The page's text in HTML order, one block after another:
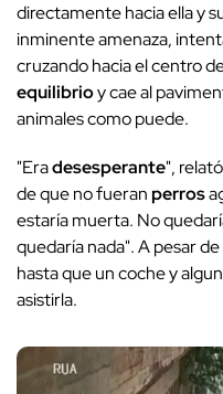
directamente hacia ella y
inminente amenaza,
cruzando hacia el centro
equilibrioy cae al
animales como puede.
"Eradesesperante",
de que no fueranperros
estaría muerta. No
quedaría nada". A pesar de
hasta que un coche y
asistirla.